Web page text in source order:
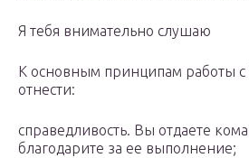
Я тебя внимательно слушаю
К основным принципам работы
отнести:
справедливость. Вы отдаете
благодарите за ее выполнение;